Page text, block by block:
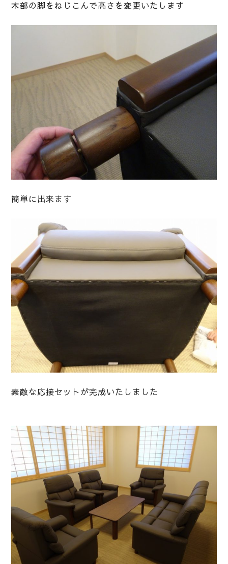
木部の脚をねじこんで高さを変更いたします
簡単に出来ます
素敵な応接セットが完成いたしました